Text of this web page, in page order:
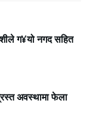
ग¥यो नगद सहित
अवस्थामा फेला